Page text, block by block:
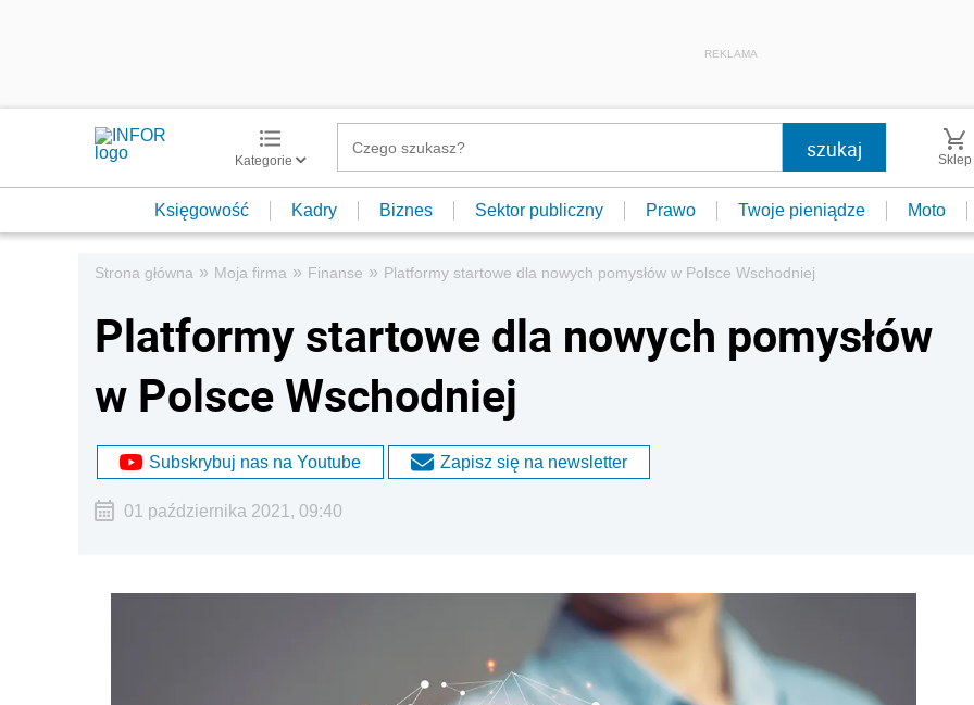
REKLAMA
Kategorie Sklep
Księgowość Kadry Biznes Sektor publiczny Prawo Twoje pieniądze Moto
Strona główna » Moja firma » Finanse » Platformy startowe dla nowych pomysłów w Polsce Wschodniej
Platformy startowe dla nowych pomysłów
w Polsce Wschodniej
Subskrybuj nas na Youtube Zapisz się na newsletter
01 października 2021, 09:40